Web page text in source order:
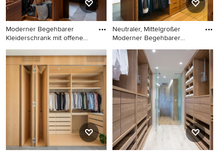
Moderner Begehbarer
Kleiderschrank mit offenen
Moderner Begehbarer
Kleiderschrank mit offenen
Schränken, hellbraunen
Holzschränken, hellem
Holzboden und beigem
Boden in Paris
Neutraler, Mittelgroßer
Moderner Begehbarer
Neutraler, Mittelgroßer
Moderner Begehbarer
Kleiderschrank mit offenen
Schränken, hellbraunen
Holzschränken und hellem
Holzboden in Mailand